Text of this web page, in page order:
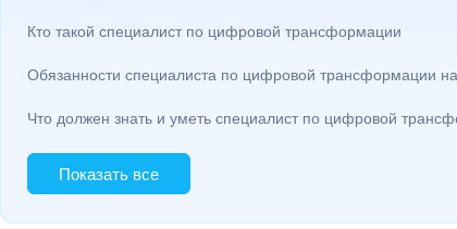
Кто такой специалист по цифровой трансформации
Обязанности специалиста по цифровой трансформации
Что должен знать и уметь специалист по цифровой
Показать все